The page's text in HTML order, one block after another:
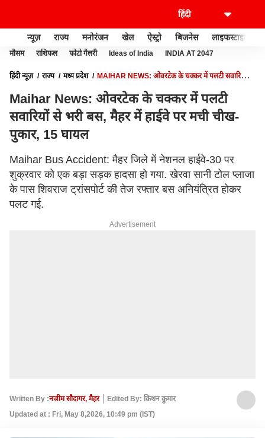
न्यूज़ राज्य मनोरंजन खेल ऐस्ट्रो बिजनेस लाइफस्टाइल
मौसम राशिफल फोटो गैलरी Ideas of India INDIA AT 2047
हिंदी न्यूज़ राज्य मध्य प्रदेश
MAIHAR NEWS: ओवरटेक के चक्कर में पलटी सवारियों से
Maihar News: ओवरटेक के चक्कर में पलटी
सवारियों से भरी बस, मैहर में हाईवे पर मची चीख-
पुकार, 15 घायल
Maihar Bus Accident: मैहर जिले में नेशनल हाईवे-30 पर
शुक्रवार को एक बड़ा सड़क हादसा हो गया. खेरवा सानी टोल प्लाजा
के पास शिवराज ट्रांसपोर्ट की तेज रफ्तार बस अनियंत्रित होकर
पलट गई.
Advertisement
Written By :नजीम सौदागर, मैहर
Edited By: किशन कुमार
Updated at : Fri, May 8,2026, 10:49 pm (IST)